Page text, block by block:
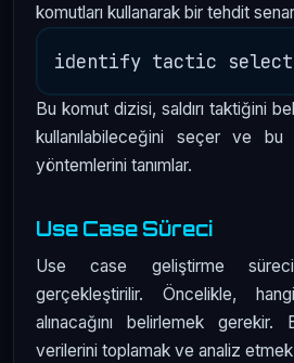
komutları kullanarak bir tehdit
Bu komut dizisi, saldırı taktiğini
kullanılabileceğini seçer ve
yöntemlerini tanımlar.
Use Case Süreci
Use case geliştirme
gerçekleştirilir. Öncelikle,
alınacağını belirlemek
verilerini toplamak ve analiz